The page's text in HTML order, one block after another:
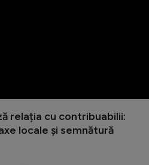
relația cu contribuabilii:
locale și semnătură